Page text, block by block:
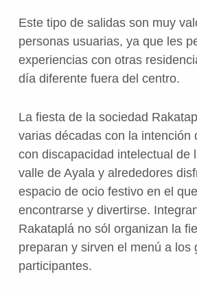
Este tipo de salidas son muy
personas usuarias, ya que les
experiencias con otras
día diferente fuera del centro.
La fiesta de la sociedad
varias décadas con la intención
con discapacidad intelectual de
valle de Ayala y alrededores
espacio de ocio festivo en el
encontrarse y divertirse.
Rakataplá no sól organizan la
preparan y sirven el menú a los
participantes.